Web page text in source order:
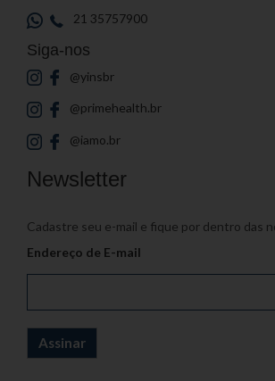
21 35757900
Siga-nos
@yinsbr
@primehealth.br
@iamo.br
Newsletter
Cadastre seu e-mail e fique por dentro das
Endereço de E-mail